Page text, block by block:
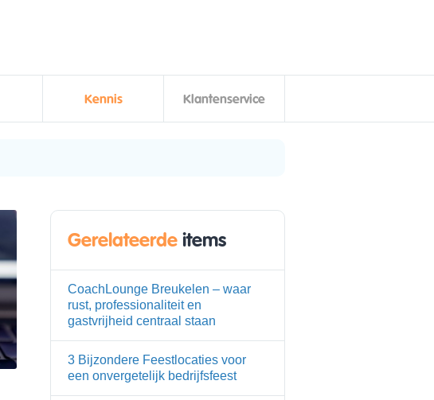
Kennis Klantenservice
Gerelateerde items
CoachLounge Breukelen – waar
rust, professionaliteit en
gastvrijheid centraal staan
3 Bijzondere Feestlocaties voor
een onvergetelijk bedrijfsfeest